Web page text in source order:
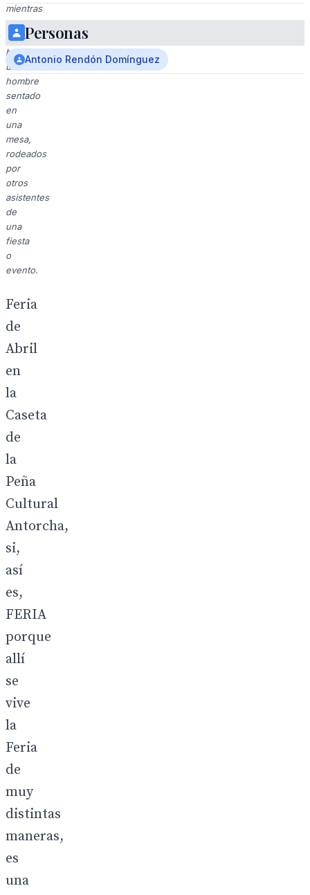
mientras
se
inclina
hacia
un
hombre
sentado
en
una
mesa,
rodeados
por
otros
asistentes
de
una
fiesta
o
evento.
Feria
de
Abril
en
la
Caseta
de
la
Peña
Cultural
Antorcha,
si,
así
es,
FERIA
porque
allí
se
vive
la
Feria
de
muy
distintas
maneras,
es
una
Personas
Antonio Rendón Domínguez